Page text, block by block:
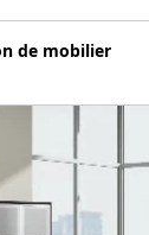
de mobilier